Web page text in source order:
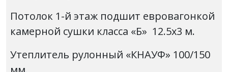
Потолок 1-й этаж подшит евровагонкой
камерной сушки класса «Б» 12.5х3 м.
Утеплитель рулонный «КНАУФ» 100/150